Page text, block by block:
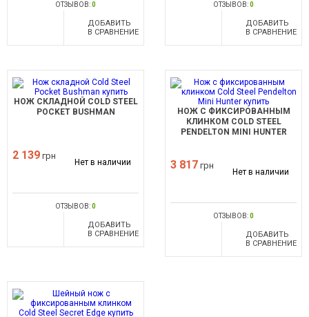
ОТЗЫВОВ:0
ДОБАВИТЬ
В СРАВНЕНИЕ
ОТЗЫВОВ:0
ДОБАВИТЬ
В СРАВНЕНИЕ
НОЖ СКЛАДНОЙ COLD STEEL
POCKET BUSHMAN
2 139 грн
Нет в наличии
ОТЗЫВОВ:0
ДОБАВИТЬ
В СРАВНЕНИЕ
НОЖ С ФИКСИРОВАННЫМ
КЛИНКОМ COLD STEEL
PENDELTON MINI HUNTER
3 817 грн
Нет в наличии
ОТЗЫВОВ:0
ДОБАВИТЬ
В СРАВНЕНИЕ